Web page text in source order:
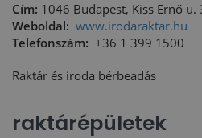
Cím: 1046 Budapest, Kiss Ernő u.
Weboldal: www.irodaraktar.hu
Telefonszám: +36 1 399 1500
Raktár és iroda bérbeadás
raktárépületek